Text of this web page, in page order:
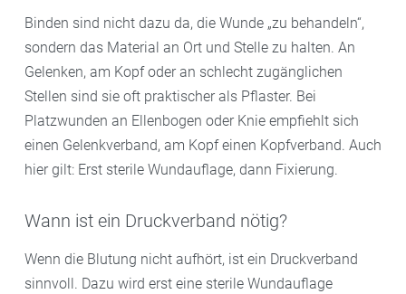
Binden sind nicht dazu da, die Wunde „zu behandeln“,
sondern das Material an Ort und Stelle zu halten. An
Gelenken, am Kopf oder an schlecht zugänglichen
Stellen sind sie oft praktischer als Pflaster. Bei
Platzwunden an Ellenbogen oder Knie empfiehlt sich
einen Gelenkverband, am Kopf einen Kopfverband. Auch
hier gilt: Erst sterile Wundauflage, dann Fixierung.
Wann ist ein Druckverband nötig?
Wenn die Blutung nicht aufhört, ist ein Druckverband
sinnvoll. Dazu wird erst eine sterile Wundauflage